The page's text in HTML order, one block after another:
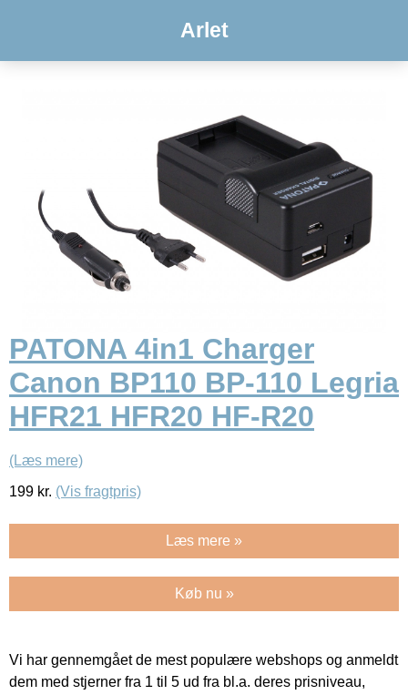
Arlet
PATONA 4in1 Charger
Canon BP110 BP-110 Legria
HFR21 HFR20 HF-R20
(Læs mere)
199 kr. (Vis fragtpris)
Læs mere »
Køb nu »
Vi har gennemgået de mest populære webshops og anmeldt
dem med stjerner fra 1 til 5 ud fra bl.a. deres prisniveau,